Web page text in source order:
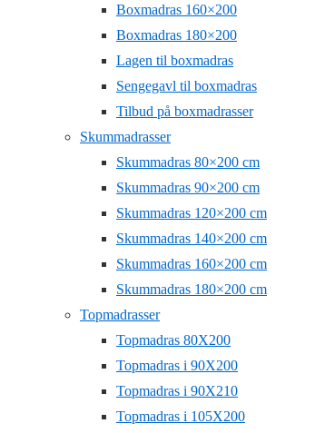
Boxmadras 160×200
Boxmadras 180×200
Lagen til boxmadras
Sengegavl til boxmadras
Tilbud på boxmadrasser
Skummadrasser
Skummadras 80×200 cm
Skummadras 90×200 cm
Skummadras 120×200 cm
Skummadras 140×200 cm
Skummadras 160×200 cm
Skummadras 180×200 cm
Topmadrasser
Topmadras 80X200
Topmadras i 90X200
Topmadras i 90X210
Topmadras i 105X200